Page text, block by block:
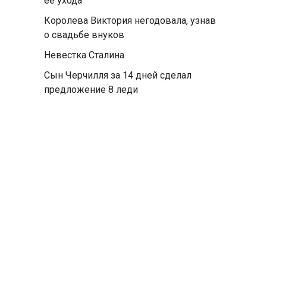
Королева Виктория негодовала, узнав
о свадьбе внуков
Невестка Сталина
Сын Черчилля за 14 дней сделал
предложение 8 леди